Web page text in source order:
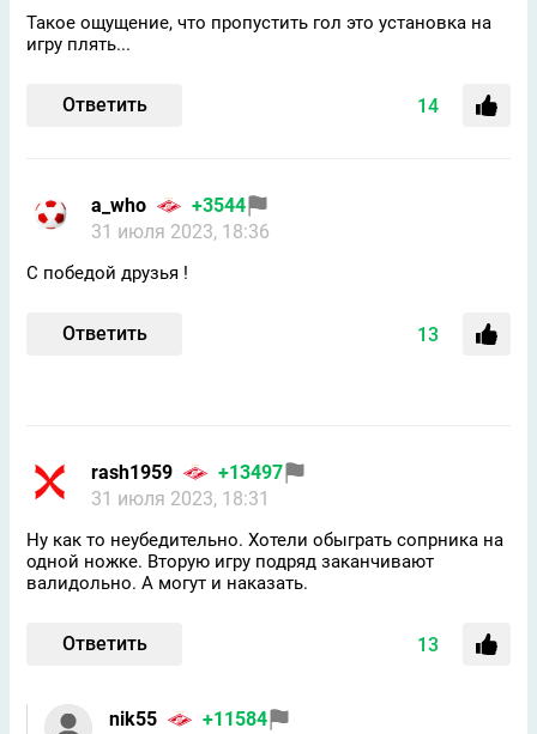
Такое ощущение, что пропустить гол это установка на
игру плять...
Ответить 14
a_who
+3544
31 июля 2023, 18:36
С победой друзья !
Ответить 13
rash1959
+13497
31 июля 2023, 18:31
Ну как то неубедительно. Хотели обыграть сопрника на
одной ножке. Вторую игру подряд заканчивают
валидольно. А могут и наказать.
Ответить 13
nik55
+11584